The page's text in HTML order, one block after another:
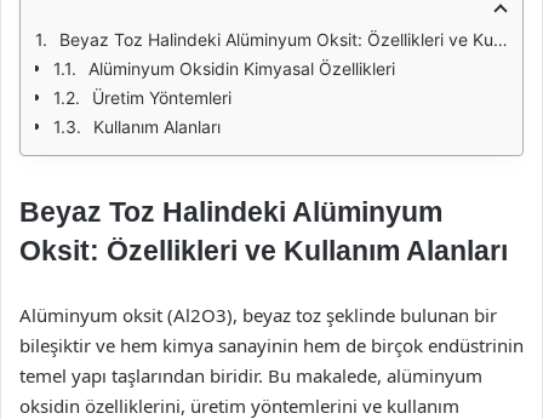
Beyaz Toz Halindeki Alüminyum Oksit: Özellikleri ve Kullanım Alanları
Alüminyum Oksidin Kimyasal Özellikleri
Üretim Yöntemleri
Kullanım Alanları
Beyaz Toz Halindeki Alüminyum
Oksit: Özellikleri ve Kullanım Alanları
Alüminyum oksit (Al2O3), beyaz toz şeklinde bulunan bir
bileşiktir ve hem kimya sanayinin hem de birçok endüstrinin
temel yapı taşlarından biridir. Bu makalede, alüminyum
oksidin özelliklerini, üretim yöntemlerini ve kullanım